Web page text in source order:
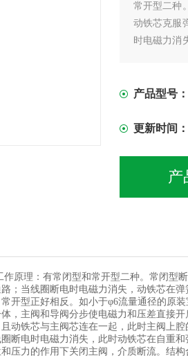
常开型二种
动铁芯克服
时电磁力消
产品型号：
更新时间：
产
原理：有常闭型和常开型二种。常闭型
；当线圈断电时电磁力消失，动铁芯在
开型正好相反。如小于φ6流量通径的原
，主阀和导阀分步使电磁力和压差直接
动铁芯与主阀芯连在一起，此时主阀上
断电时电磁力消失，此时动铁芯在自重
压力的作用下关闭主阀，介质断流。结